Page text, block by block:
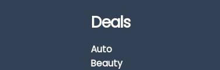
Deals
Auto
Beauty